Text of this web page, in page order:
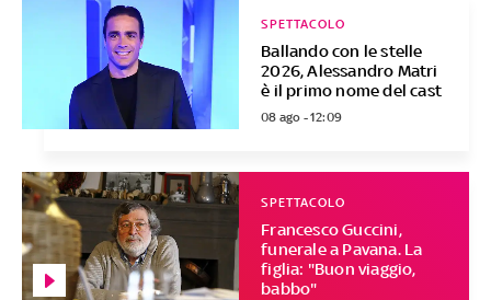
Ballando con le stelle
2026, Alessandro Matri
è il primo nome del cast
SPETTACOLO
08 ago - 12:09
Francesco Guccini,
funerale a Pavana. La
figlia: "Buon viaggio,
babbo"
SPETTACOLO